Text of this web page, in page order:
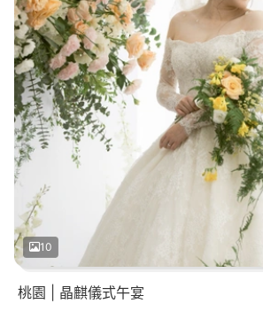
10
桃園 | 晶麒儀式午宴